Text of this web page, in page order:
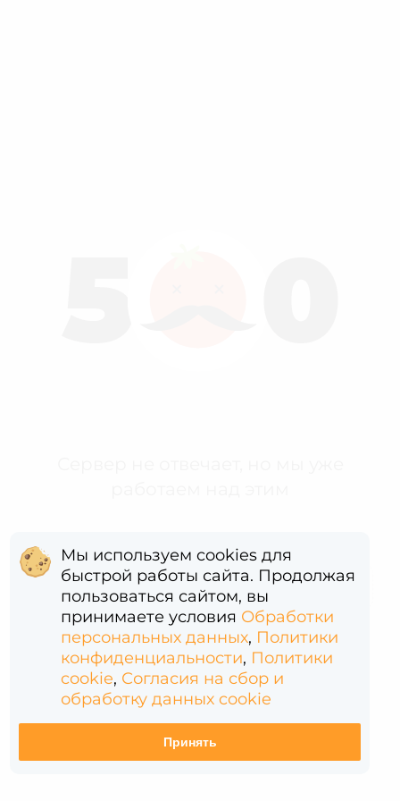
Error: (intermediate value)(intermediate value)(intermediate value).replaceAll is not a function
Мы используем cookies для
быстрой работы сайта. Продолжая
пользоваться сайтом, вы
принимаете условия Обработки
персональных данных, Политики
конфиденциальности, Политики
cookie, Согласия на сбор и
обработку данных cookie
Принять